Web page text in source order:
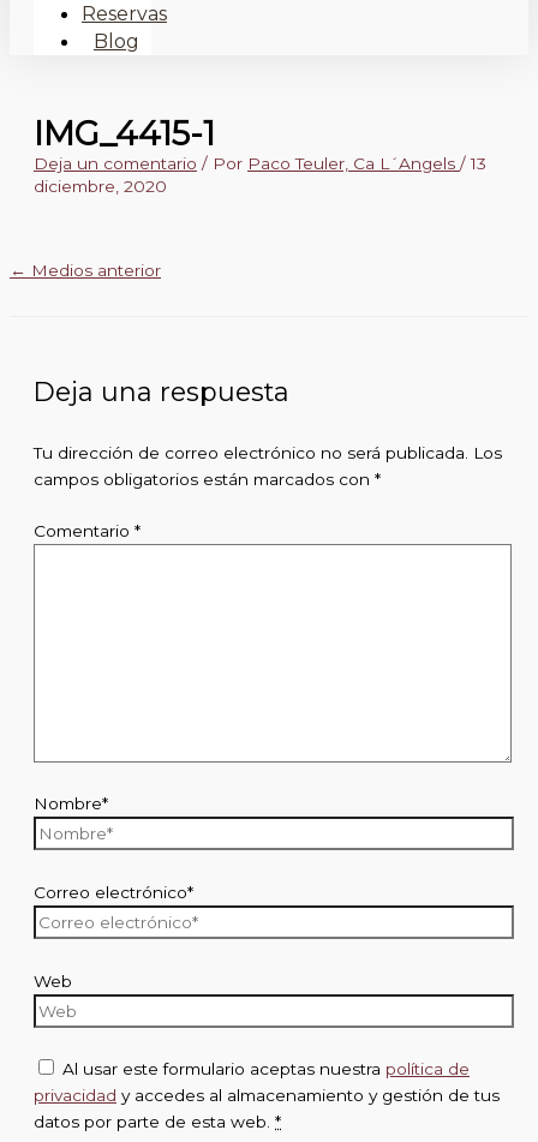
Reservas
Blog
IMG_4415-1
Deja un comentario / Por Paco Teuler, Ca L´Angels /13
diciembre, 2020
← Medios anterior
Deja una respuesta
Tu dirección de correo electrónico no será publicada.
Los
campos obligatorios están marcados con *
Comentario *
Nombre*
Correo electrónico*
Web
Al usar este formulario aceptas nuestra política de
privacidad y accedes al almacenamiento y gestión de tus
datos por parte de esta web. *